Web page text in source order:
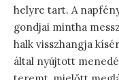
helyre tart. A
gondjai mintha
halk visszhangja
által nyújtott